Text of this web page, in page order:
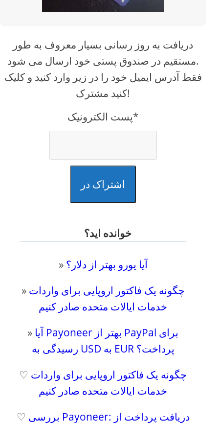
دریافت به روز رسانی بسیار معروف به طور
مستقیم در صندوق پستی خود ارسال می شود.
فقط آدرس ایمیل خود را در زیر وارد کنید و کلیک
کنید مشترک!
پست الکترونیک*
اشتراک در
خوانده اید؟
» آیا یورو بهتر از دلار؟
» چگونه یک فاکتور اروپایی برای واردات
خدمات ایالات متحده صادر کنیم
» آیا Payoneer بهتر از PayPal برای
رسیدگی به USD به EUR پرداخت؟
♡ چگونه یک فاکتور اروپایی برای واردات
خدمات ایالات متحده صادر کنیم
♡ بررسی Payoneer: دریافت پرداخت از